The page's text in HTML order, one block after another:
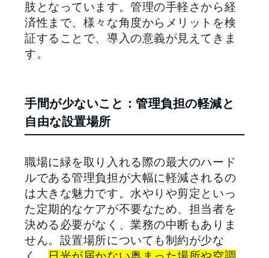
肢となっています。管理の手軽さから経
済性まで、様々な角度からメリットを検
証することで、導入の意義が見えてきま
す。
手間が少ないこと：管理負担の軽減と
自由な設置場所
職場に緑を取り入れる際の最大のハード
ルである管理負担が大幅に軽減されるの
は大きな魅力です。水やりや剪定といっ
た定期的なケアが不要なため、担当者を
決める必要がなく、業務の中断もありま
せん。設置場所についても制約が少な